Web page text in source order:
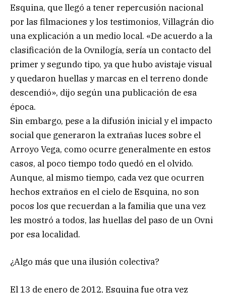
Esquina, que llegó a tener repercusión nacional
por las filmaciones y los testimonios, Villagrán dio
una explicación a un medio local. «De acuerdo a la
clasificación de la Ovnilogía, sería un contacto del
primer y segundo tipo, ya que hubo avistaje visual
y quedaron huellas y marcas en el terreno donde
descendió», dijo según una publicación de esa
época.
Sin embargo, pese a la difusión inicial y el impacto
social que generaron la extrañas luces sobre el
Arroyo Vega, como ocurre generalmente en estos
casos, al poco tiempo todo quedó en el olvido.
Aunque, al mismo tiempo, cada vez que ocurren
hechos extraños en el cielo de Esquina, no son
pocos los que recuerdan a la familia que una vez
les mostró a todos, las huellas del paso de un Ovni
por esa localidad.
¿Algo más que una ilusión colectiva?
El 13 de enero de 2012, Esquina fue otra vez